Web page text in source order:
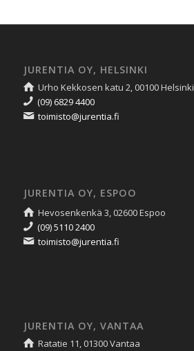
JURENTIA OY, HELSINKI
Urho Kekkosen katu 2, 00100 Helsinki
(09) 6829 4400
toimisto@jurentia.fi
JURENTIA OY, ESPOO
Hevosenkenkä 3, 02600 Espoo
(09) 5110 2400
toimisto@jurentia.fi
JURENTIA OY, VANTAA
Ratatie 11, 01300 Vantaa